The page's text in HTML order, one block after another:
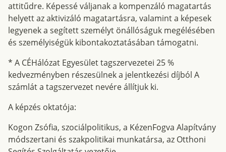
attitűdre. Képessé váljanak a kompenzáló magatartás
helyett az aktivizáló magatartásra, valamint a képesek
legyenek a segített személyt önállóságuk megélésében
és személyiségük kibontakoztatásában támogatni.
* A CÉHálózat Egyesület tagszervezetei 25 %
kedvezményben részesülnek a jelentkezési díjból A
számlát a tagszervezet nevére állítjuk ki.
A képzés oktatója:
Kogon Zsófia, szociálpolitikus, a KézenFogva Alapítvány
módszertani és szakpolitikai munkatársa, az Otthoni